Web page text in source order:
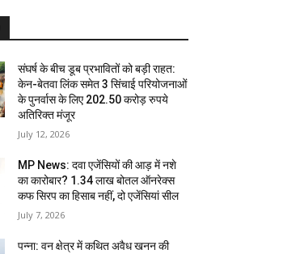
संघर्ष के बीच डूब प्रभावितों को बड़ी राहत:
केन-बेतवा लिंक समेत 3 सिंचाई परियोजनाओं
के पुनर्वास के लिए 202.50 करोड़ रुपये
अतिरिक्त मंजूर
July 12, 2026
MP News: दवा एजेंसियों की आड़ में नशे
का कारोबार? 1.34 लाख बोतल ऑनरेक्स
कफ सिरप का हिसाब नहीं, दो एजेंसियां सील
July 7, 2026
पन्ना: वन क्षेत्र में कथित अवैध खनन की